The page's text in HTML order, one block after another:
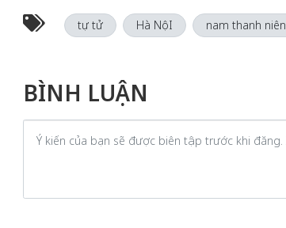
tự tử Hà NộI nam thanh niên
BÌNH LUẬN